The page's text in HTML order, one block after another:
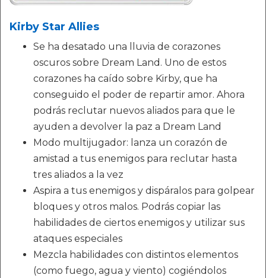
Kirby Star Allies
Se ha desatado una lluvia de corazones
oscuros sobre Dream Land. Uno de estos
corazones ha caído sobre Kirby, que ha
conseguido el poder de repartir amor. Ahora
podrás reclutar nuevos aliados para que le
ayuden a devolver la paz a Dream Land
Modo multijugador: lanza un corazón de
amistad a tus enemigos para reclutar hasta
tres aliados a la vez
Aspira a tus enemigos y dispáralos para golpear
bloques y otros malos. Podrás copiar las
habilidades de ciertos enemigos y utilizar sus
ataques especiales
Mezcla habilidades con distintos elementos
(como fuego, agua y viento) cogiéndolos